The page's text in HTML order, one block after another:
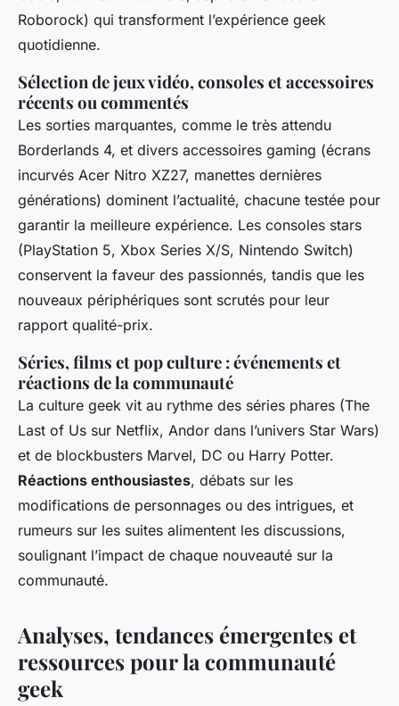
Roborock) qui transforment l’expérience geek
quotidienne.
Sélection de jeux vidéo, consoles et accessoires
récents ou commentés
Les sorties marquantes, comme le très attendu
Borderlands 4, et divers accessoires gaming (écrans
incurvés Acer Nitro XZ27, manettes dernières
générations) dominent l’actualité, chacune testée pour
garantir la meilleure expérience. Les consoles stars
(PlayStation 5, Xbox Series X/S, Nintendo Switch)
conservent la faveur des passionnés, tandis que les
nouveaux périphériques sont scrutés pour leur
rapport qualité-prix.
Séries, films et pop culture : événements et
réactions de la communauté
La culture geek vit au rythme des séries phares (The
Last of Us sur Netflix, Andor dans l’univers Star Wars)
et de blockbusters Marvel, DC ou Harry Potter.
Réactions enthousiastes, débats sur les
modifications de personnages ou des intrigues, et
rumeurs sur les suites alimentent les discussions,
soulignant l’impact de chaque nouveauté sur la
communauté.
Analyses, tendances émergentes et
ressources pour la communauté
geek